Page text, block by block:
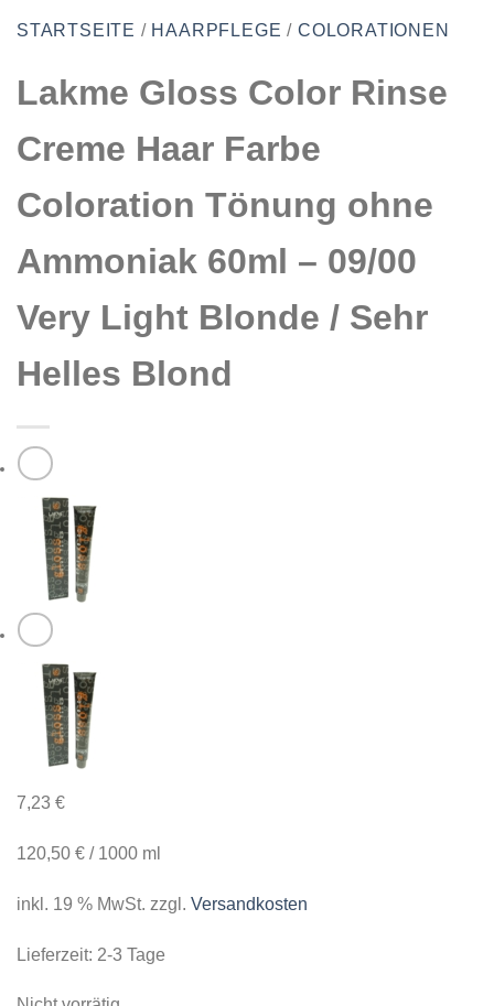
STARTSEITE / HAARPFLEGE / COLORATIONEN
Lakme Gloss Color Rinse
Creme Haar Farbe
Coloration Tönung ohne
Ammoniak 60ml – 09/00
Very Light Blonde / Sehr
Helles Blond
7,23 €
120,50 € / 1000 ml
inkl. 19 % MwSt. zzgl. Versandkosten
Lieferzeit: 2-3 Tage